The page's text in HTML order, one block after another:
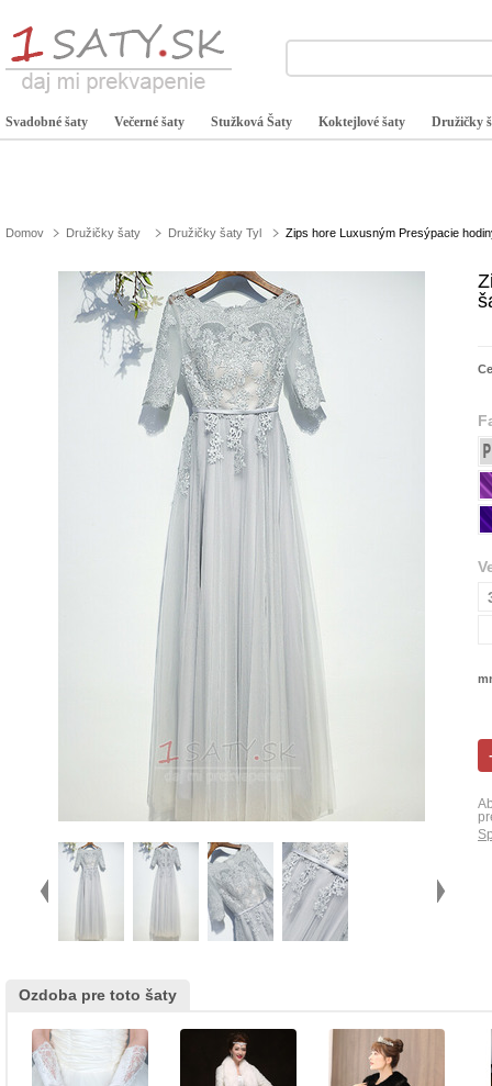
Svadobné šaty Večerné šaty Stužková Šaty Koktejlové šaty Družičky
Domov Družičky šaty Družičky šaty Tyl Zips hore Luxusným Presýpacie
Ozdoba pre toto šaty